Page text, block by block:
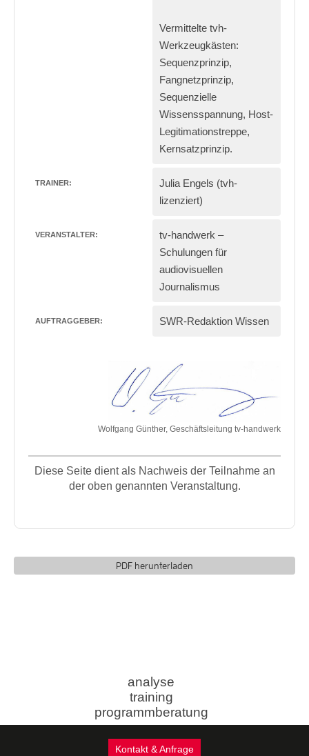
Vermittelte tvh-
Werkzeugkästen:
Sequenzprinzip,
Fangnetzprinzip,
Sequenzielle
Wissensspannung, Host-
Legitimationstreppe,
Kernsatzprinzip.
TRAINER: Julia Engels (tvh-
lizenziert)
VERANSTALTER:
tv-handwerk –
Schulungen für
audiovisuellen
Journalismus
AUFTRAGGEBER: SWR-Redaktion Wissen
Wolfgang Günther, Geschäftsleitung tv-handwerk
Diese Seite dient als Nachweis der Teilnahme an
der oben genannten Veranstaltung.
PDF herunterladen
analyse
training
programmberatung
Kontakt & Anfrage